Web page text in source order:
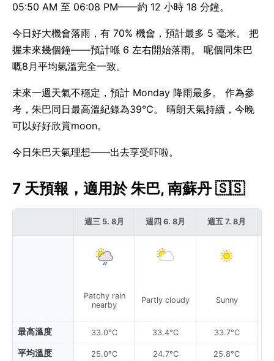
05:50 AM 至 06:08 PM——約 12 小時 18 分鐘。
今日好大機會落雨，有 70% 機會，預計最多 5 毫米。 把
握未來幾個鐘——預計喺 6 左右開始落雨。 呢個同朱巴
嘅8月平均氣溫完全一致。
未來一週天氣不穩定，預計 Monday 降雨最多。 作為參
考，朱巴同日最高溫紀錄為39°C。 晴朗天氣持續，今晚
可以好好欣賞moon。
今日朱巴天氣理想——出去享受吓啦。
7 天預報，適用於 朱巴, 南蘇丹 🇸🇸
最高溫度
平均溫度
週三 5. 8月
Patchy rain
nearby
33.0°C
25.0°C
週四 6. 8月
Partly cloudy
33.4°C
24.7°C
週五 7. 8月
Sunny
33.7°C
25.8°C